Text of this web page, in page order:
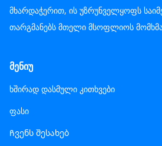
მხარდაჭერით, ის უზრუნველყოფს
თარგმანებს მთელი მსოფლიოს
მენიუ
ხშირად დასმული კითხვები
ფასი
Ჩვენს შესახებ